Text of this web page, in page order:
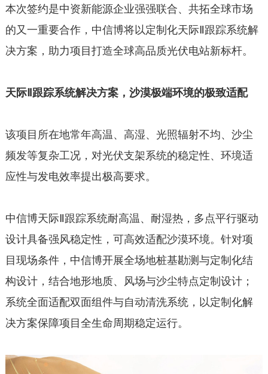
本次签约是中资新能源企业强强联合、共拓全球市场
的又一重要合作，中信博将以定制化天际Ⅱ跟踪系统解
决方案，助力项目打造全球高品质光伏电站新标杆。
天际Ⅱ跟踪系统解决方案，沙漠极端环境的极致适配
该项目所在地常年高温、高湿、光照辐射不均、沙尘
频发等复杂工况，对光伏支架系统的稳定性、环境适
应性与发电效率提出极高要求。
中信博天际Ⅱ跟踪系统耐高温、耐湿热，多点平行驱动
设计具备强风稳定性，可高效适配沙漠环境。针对项
目现场条件，中信博开展全场地桩基勘测与定制化结
构设计，结合地形地质、风场与沙尘特点定制设计；
系统全面适配双面组件与自动清洗系统，以定制化解
决方案保障项目全生命周期稳定运行。